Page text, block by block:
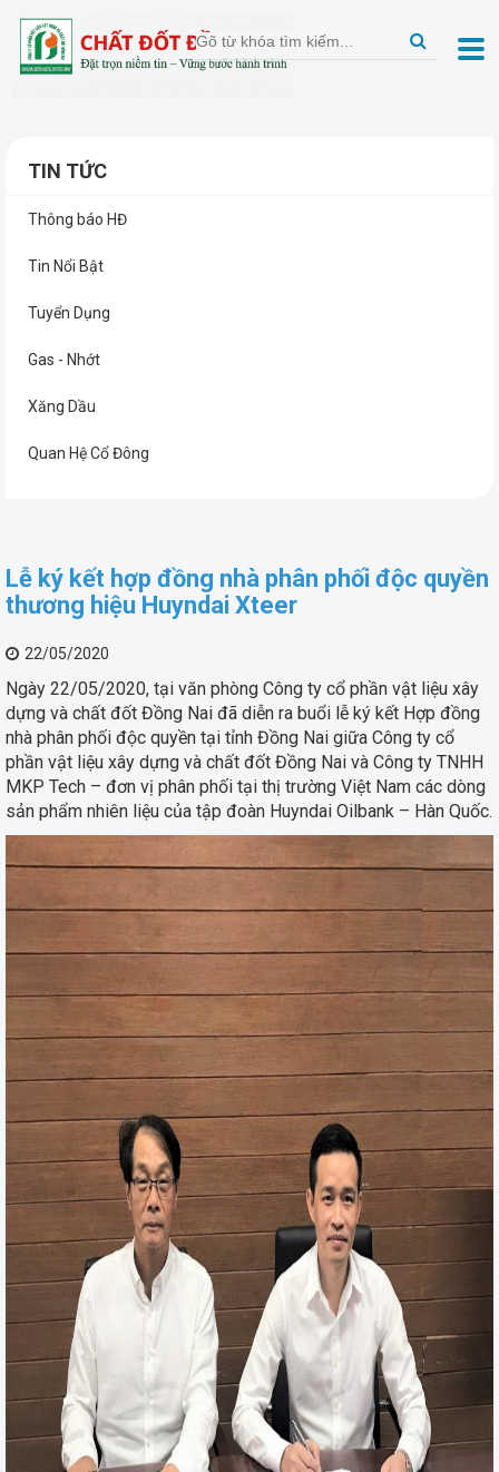
TIN TỨC
Thông báo HĐ
Tin Nổi Bật
Tuyển Dụng
Gas - Nhớt
Xăng Dầu
Quan Hệ Cổ Đông
Lễ ký kết hợp đồng nhà phân phối độc quyền
thương hiệu Huyndai Xteer
22/05/2020
Ngày 22/05/2020, tại văn phòng Công ty cổ phần vật liệu xây
dựng và chất đốt Đồng Nai đã diễn ra buổi lễ ký kết Hợp đồng
nhà phân phối độc quyền tại tỉnh Đồng Nai giữa Công ty cổ
phần vật liệu xây dựng và chất đốt Đồng Nai và Công ty TNHH
MKP Tech – đơn vị phân phối tại thị trường Việt Nam các dòng
sản phẩm nhiên liệu của tập đoàn Huyndai Oilbank – Hàn Quốc.